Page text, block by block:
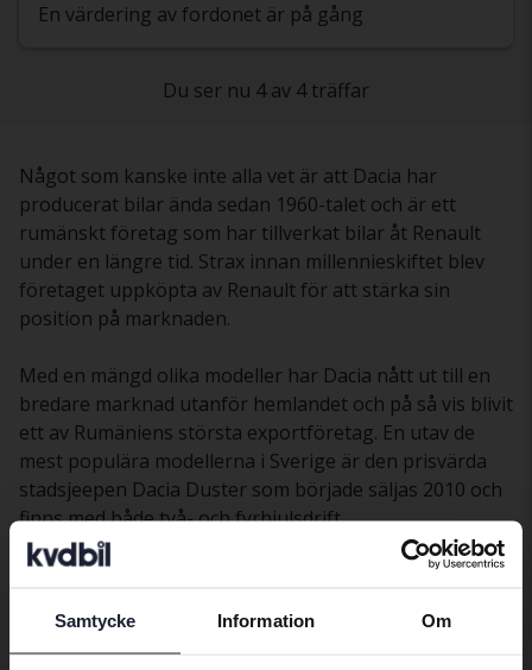
Samtycke Information Om
En värdering av fordonet är på gång
Du ser nu 4 av 4 träffar
Något som kanske inte alla vet är att Dacia har
producerat bilar ända sedan 1960-talet och är ett
rumänskt företag som har tillverkat bilar åt Renault
under en längre tid. Strax innan millennieskiftet blev
företaget uppköpta av Renault för att stärka sin
position på marknaden.
Med en mängd olika modeller har Dacia nått ut till en
bredare marknad utanför hemlandet och på så vis blivit
ett av Rumäniens största exportföretag. En utav de
mest populära modellerna i Sverige är den prisvärda
stadsjeepen Dacia Duster som började säljas 2010 och
finns med både två- och fyrhjulsdrift.
Motoralternativen är många och det finns allt från en
1.2 liters motor till det största alternativet som är en
runt om i världen för sitt utförande trots att den
klassas som en låg-pris bil och är relativt billig i
Preferred language